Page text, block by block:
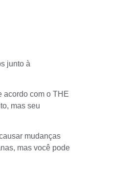
junto à
acordo com o THE
mas seu
mudanças
mas você pode